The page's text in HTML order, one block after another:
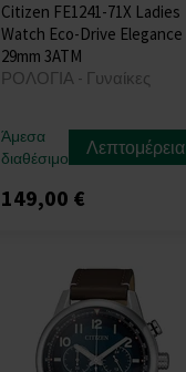
Citizen FE1241-71X Ladies
Watch Eco-Drive Elegance
29mm 3ATM
ΡΟΛΟΓΙΑ - Γυναίκες
Άμεσα
διαθέσιμο
Λεπτομέρεια
149,00 €